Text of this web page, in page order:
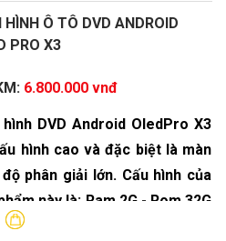
HÌNH Ô TÔ DVD ANDROID
PRO X3
6.800.000 vnđ
hình DVD Android OledPro X3
hình cao và đặc biệt là màn
phân giải lớn. Cấu hình của
này là: Ram 2G - Rom 32G
lý 8 Core.